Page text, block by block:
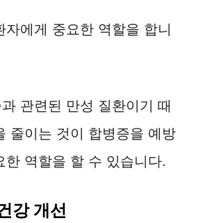
자에게 중요한 역할을 합니
관련된 만성 질환이기 때
줄이는 것이 합병증을 예방
한 역할을 할 수 있습니다.
강 개선